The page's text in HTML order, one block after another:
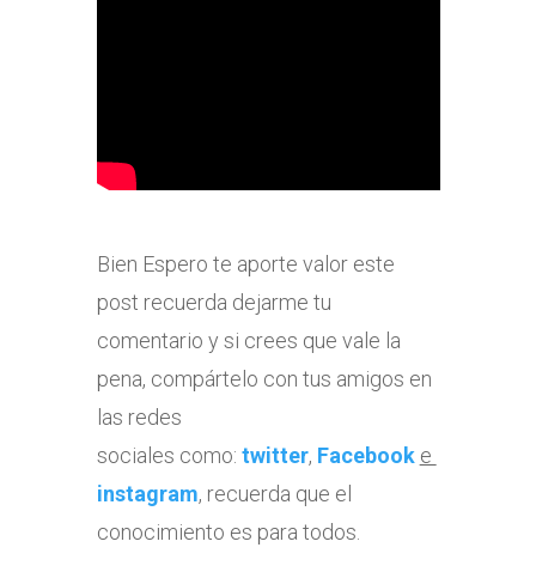
Bien Espero te aporte valor este
post recuerda dejarme tu
comentario y si crees que vale la
pena, compártelo con tus amigos en
las redes
sociales como: twitter, Facebook e
instagram, recuerda que el
conocimiento es para todos.